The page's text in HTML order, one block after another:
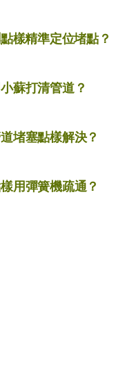
樣精準定位堵點？
蘇打清管道？
堵塞點樣解決？
用彈簧機疏通？